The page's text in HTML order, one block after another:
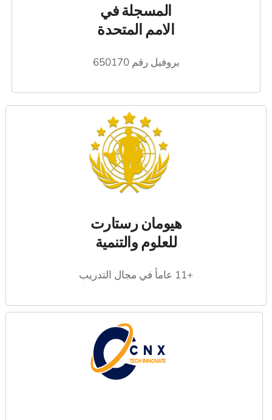
المسجلة في
الامم المتحدة
بروفيل رقم 650170
هيومان رستارت
للعلوم والتنمية
+11 عامأ في مجال التدريب